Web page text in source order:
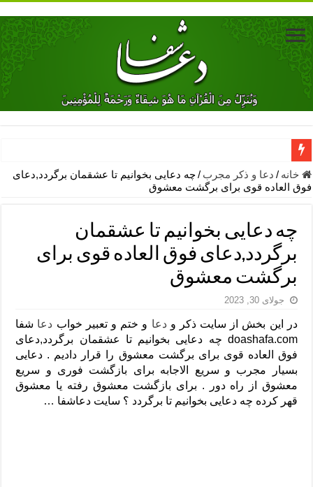
دعای جلب محبت فوری معشوق – دعای جلب محبت شوهر
دعای مشکل گشا برای رفع فقر – ذکرهای روزی‌ بخش
معجزات دعای یا من اظهر الجمیل – دعای یا من اظهر الجمیل برای
مهم ترین اذکار الهی و فضیلت آن ها – ذکر مخصوص مستجاب الدعوه
دعا برای ترس بچه ها در خواب – دعای ترس و بی خوابی کودکان
نماز حاجت برای کار گشایی- دعای رفع مشکلات و طلب حاجت
لا حول ولا قوة الا بالله برای چشم زخم – دعای چشم زخم ماشاالله
دعای قوی رفع ترس – دعای مجرب برای آرامش قلب و رفع اضطراب
دعا برای پولدار شدن در یک روز – دعای ثروت حضرت سلیمان
خانه / دعا و ذکر مجرب /چه دعایی بخوانیم تا عشقمان برگردد,دعای
فوق العاده قوی برای برگشت معشوق
چه دعایی بخوانیم تا عشقمان
برگردد,دعای فوق العاده قوی برای
برگشت معشوق
جولای 30, 2023
در این بخش از سایت ذکر ودعا و ختم و تعبیر خواب دعا شفا
doashafa.com چه دعایی بخوانیم تا عشقمان برگردد,دعای
فوق العاده قوی برای برگشت معشوق را قرار دادیم . دعایی
بسیار مجرب و سریع الاجابه برای بازگشت فوری و سریع
معشوق از راه دور . برای بازگشت معشوق رفته یا معشوق
قهر کرده چه دعایی بخوانیم تا برگردد ؟ سایت دعاشفا …